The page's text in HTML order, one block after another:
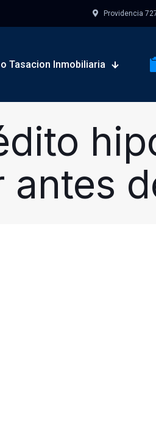
Providencia
Tasacion Inmobiliaria
antes